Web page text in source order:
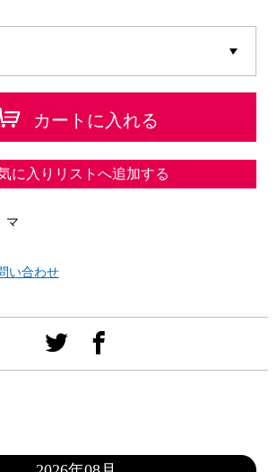
カートに入れる
に入りリストへ追加する
マ
い合わせ